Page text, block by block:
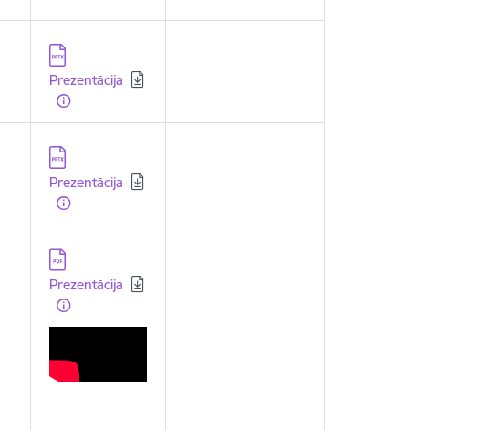
Lejupielādēt:
Prezentācija
Lejupielādēt:
Prezentācija
Lejupielādēt:
Prezentācija